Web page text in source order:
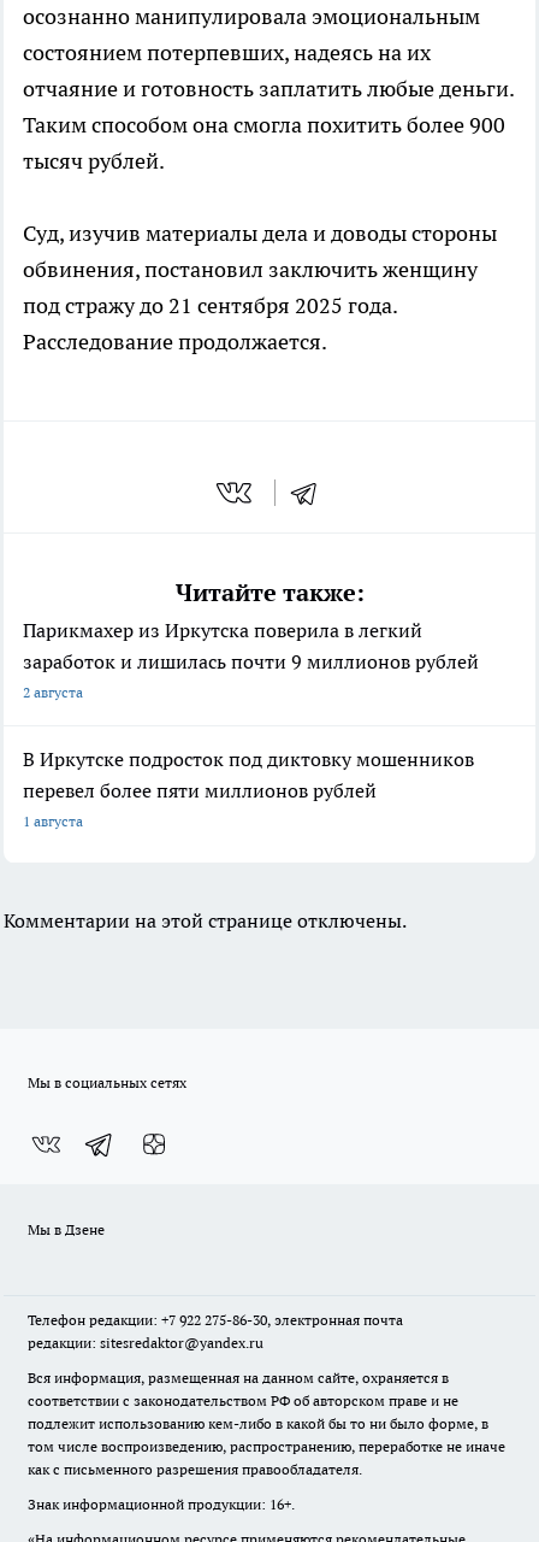
осознанно манипулировала эмоциональным
состоянием потерпевших, надеясь на их
отчаяние и готовность заплатить любые деньги.
Таким способом она смогла похитить более 900
тысяч рублей.
Суд, изучив материалы дела и доводы стороны
обвинения, постановил заключить женщину
под стражу до 21 сентября 2025 года.
Расследование продолжается.
Читайте также:
Парикмахер из Иркутска поверила в легкий
заработок и лишилась почти 9 миллионов рублей
2 августа
В Иркутске подросток под диктовку мошенников
перевел более пяти миллионов рублей
1 августа
Комментарии на этой странице отключены.
Мы в социальных сетях
Мы в Дзене
Телефон редакции: +7 922 275-86-30, электронная почта
редакции: sitesredaktor@yandex.ru
Вся информация, размещенная на данном сайте, охраняется в
соответствии с законодательством РФ об авторском праве и не
подлежит использованию кем-либо в какой бы то ни было форме, в
том числе воспроизведению, распространению, переработке не иначе
как с письменного разрешения правообладателя.
Знак информационной продукции: 16+.